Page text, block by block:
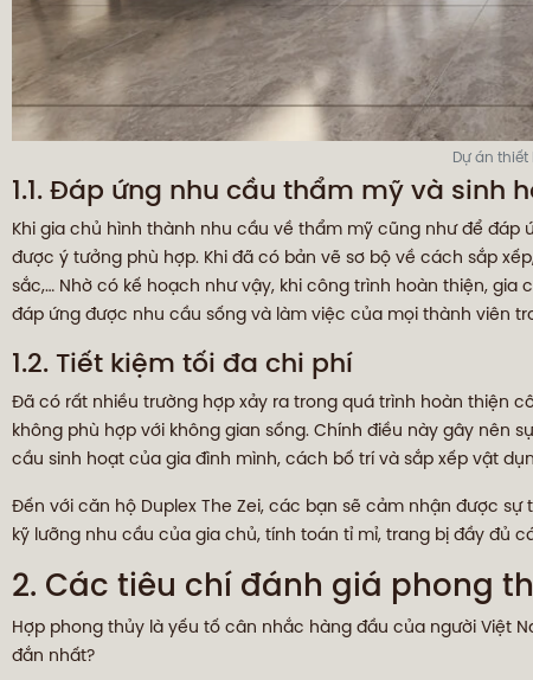
Dự án thiết
1.1. Đáp ứng nhu cầu thẩm mỹ và sinh
Khi gia chủ hình thành nhu cầu về thẩm mỹ cũng như để
được ý tưởng phù hợp. Khi đã có bản vẽ sơ bộ về cách sắp
sắc,… Nhờ có kế hoạch như vậy, khi công trình hoàn thiện, gia
đáp ứng được nhu cầu sống và làm việc của mọi thành viên
1.2. Tiết kiệm tối đa chi phí
Đã có rất nhiều trường hợp xảy ra trong quá trình hoàn thiện
không phù hợp với không gian sống. Chính điều này gây nên
cầu sinh hoạt của gia đình mình, cách bố trí và sắp xếp vật
Đến với căn hộ Duplex The Zei, các bạn sẽ cảm nhận được
kỹ lưỡng nhu cầu của gia chủ, tính toán tỉ mỉ, trang bị đầy đủ
2. Các tiêu chí đánh giá phong
Hợp phong thủy là yếu tố cân nhắc hàng đầu của người Việt
đắn nhất?